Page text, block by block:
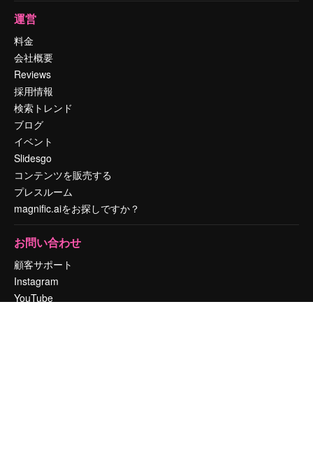
運営
料金
会社概要
Reviews
採用情報
検索トレンド
ブログ
イベント
Slidesgo
コンテンツを販売する
プレスルーム
magnific.aiをお探しですか？
お問い合わせ
顧客サポート
Instagram
YouTube